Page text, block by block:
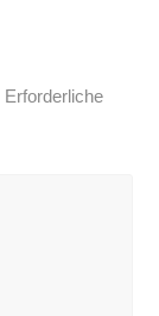
Erforderliche